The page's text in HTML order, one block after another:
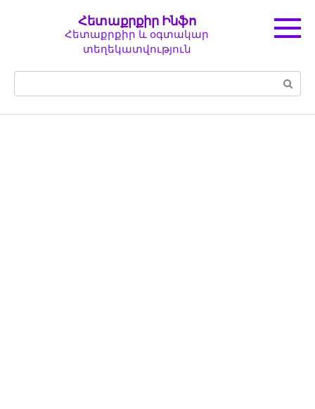
Հետաքրքիր Ինֆո
Հետաքրքիր և օգտակար
տեղեկատվություն